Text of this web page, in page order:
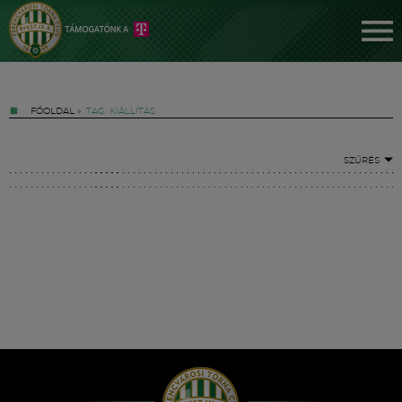
FŐOLDAL » TAG: KIÁLLÍTÁS
SZŰRÉS
Hírek